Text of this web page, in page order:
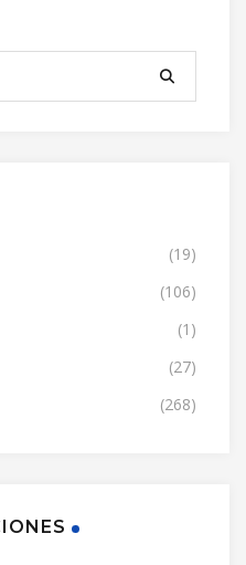
(19)
(106)
(1)
(27)
(268)